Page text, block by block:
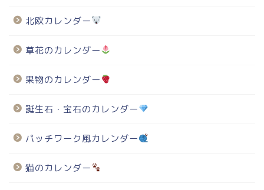
北欧カレンダー
草花のカレンダー
果物のカレンダー
誕生石・宝石のカレンダー
パッチワーク風カレンダー
猫のカレンダー